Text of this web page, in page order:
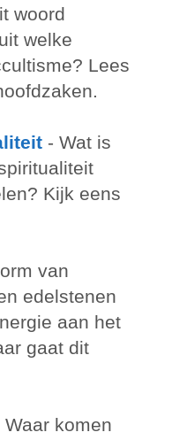
woord
welke
Lees
- Wat is
Kijk eens
van
edelstenen
aan het
gaat dit
Waar komen